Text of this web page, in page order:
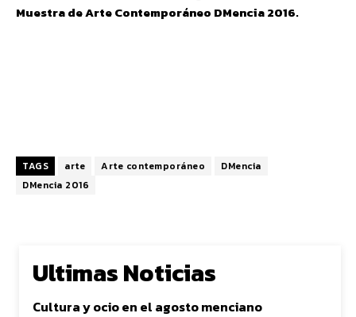
Muestra de Arte Contemporáneo DMencia 2016.
TAGS arte Arte contemporáneo
DMencia
DMencia 2016
Ultimas Noticias
Cultura y ocio en el agosto menciano